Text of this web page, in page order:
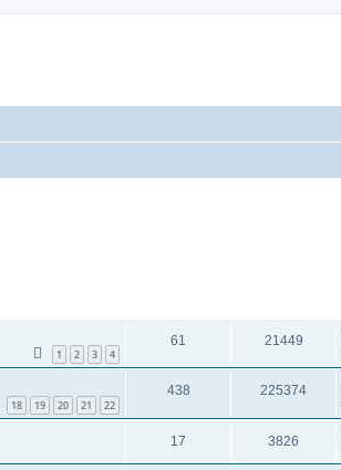
1 2 3 4
61 21449
18 19 20 21 22
438 225374
17 3826